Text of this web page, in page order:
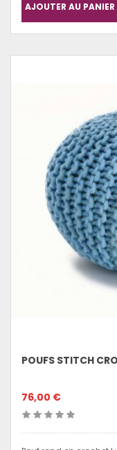
AJOUTER AU PANIER
POUFS STITCH
76,00 €